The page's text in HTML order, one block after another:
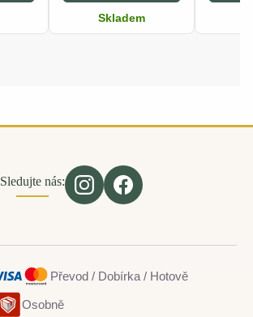
Skladem
Sledujte nás:
Převod / Dobírka / Hotově
Osobně